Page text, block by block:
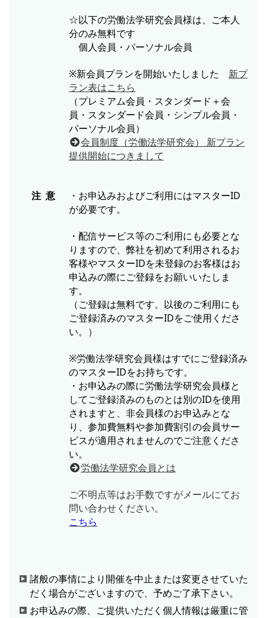
☆以下の労働法学研究会員様は、ご本人
分のみ無料です
個人会員・パーソナル会員
※新会員プランを開始いたしました 新プ
ラン表はこちら
（プレミアム会員・スタンダード＋会
員・スタンダード会員・シンプル会員・
パーソナル会員）
会員制度（労働法学研究会） 新プラン
提供開始につきまして
注 意
・お申込みおよびご利用にはマスターID
が必要です。
・配信サービス等のご利用にも必要とな
りますので、弊社を初めて利用されるお
客様やマスターIDを未登録のお客様はお
申込みの際にご登録をお願いいたしま
す。
（ご登録は無料です。以後のご利用にも
ご登録済みのマスターIDをご使用くださ
い。）
※労働法学研究会員様はすでにご登録済み
のマスターIDをお持ちです。
・お申込みの際に労働法学研究会員様と
してご登録済みのものとは別のIDを使用
されますと、非会員様のお申込みとな
り、参加費無料や参加費割引の会員サー
ビスが適用されませんのでご注意くださ
い。
労働法学研究会員とは
ご不明点等はお手数ですがメールにてお
問い合わせください。
こちら
諸般の事情により開催を中止または変更させていた
だく場合がございますので、予めご了承下さい。
お申込みの際、ご提供いただく個人情報は厳重に管